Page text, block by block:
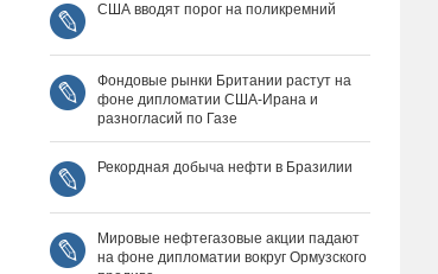
США вводят порог на поликремний
Фондовые рынки Британии растут на
фоне дипломатии США‑Ирана и
разногласий по Газе
Рекордная добыча нефти в Бразилии
Мировые нефтегазовые акции падают
на фоне дипломатии вокруг Ормузского